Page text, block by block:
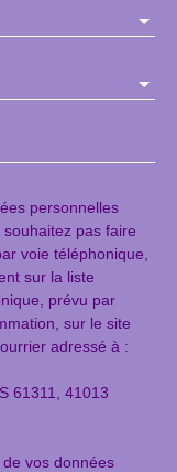
personnelles
pas faire
voie téléphonique,
sur la liste
prévu par
sur le site
adressé à :
61311, 41013
vos données